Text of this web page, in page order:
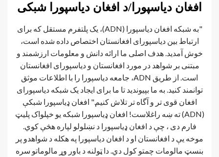
افغان دیاسپورا/د افغان دیاسپورا شبکی
"به شبکه افغان دیاسپورا (ADN)، یک پلتفرم مستقل که برای
ارتباط بین دیاسپورای افغانستان اختصاص داده شده است،
خوش آمدید. هدف اصلی ما ارائه دانش و معلومات ارزشمند و
مبتنی بر شواهد در مورد افغانستان و دیاسپورای افغانستان
است. از طریق ADN، جامعه دیاسپورا را با اطلاعات موثق
توانمند کنید. به ما بپیوندید تا ما برای ایجاد یک شبکه دیاسپورای
افغان قوی تر و آگاه تر تلاش کنیم." افغان ډیاسپورا شبکې
(ADN) ته ښه راغلاست! افغان ډياسپورا شبکه یو خپلواک پلیټ
فارم دی ، چې د افغان ډیاسپورا د نښلولو لپاره هڅې کوي.
موخه يې د افغانستان او د افغان دیاسپورا په هکله د شواهدو پر
بنسټ مالومات چمتو کول دي. دا ټولنه د باور وړ مالوماتو سره